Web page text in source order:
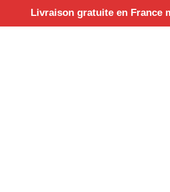
Livraison gratuite en France